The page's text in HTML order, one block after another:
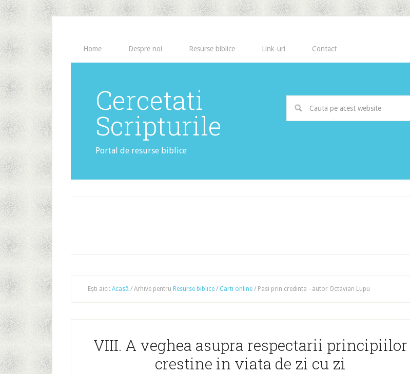
Home Despre noi Resurse biblice Link-uri Contact
Cercetati
Scripturile
Portal de resurse biblice
Ești aici: Acasă / Arhive pentru Resurse biblice / Carti online / Pasi prin credinta - autor Octavian Lupu
VIII. A veghea asupra respectarii principiilor
crestine in viata de zi cu zi